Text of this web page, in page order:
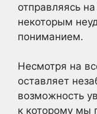
отправляясь
некоторым
пониманием.
Несмотря на
оставляет
возможность
к которому мы